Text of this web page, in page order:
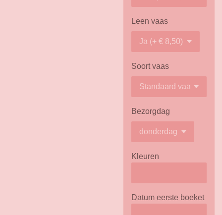
Leen vaas
Soort vaas
Bezorgdag
Kleuren
Datum eerste boeket